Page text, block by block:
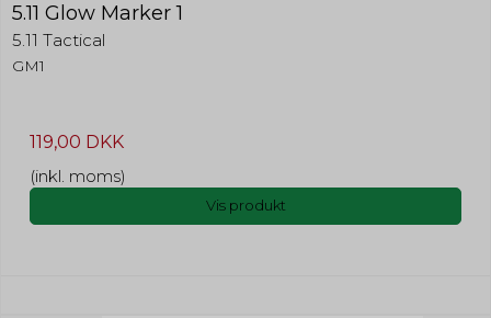
5.11 Glow Marker 1
5.11 Tactical
GM1
119,00 DKK
(inkl. moms)
Vis produkt